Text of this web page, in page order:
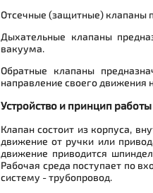
Отсечные (защитные) клапаны
Дыхательные клапаны
вакуума.
Обратные клапаны
направление своего движения
Устройство и принцип
Клапан состоит из корпуса,
движение от ручки или
движение приводится
Рабочая среда поступает по
систему - трубопровод.